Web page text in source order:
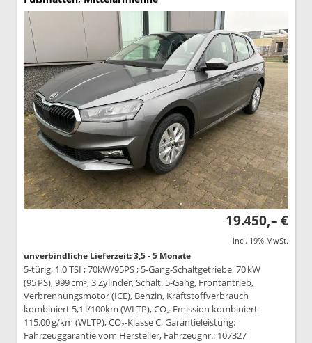
19.450,– €
incl. 19% MwSt.
unverbindliche Lieferzeit: 3,5 - 5 Monate
5-türig, 1.0 TSI ; 70kW/95PS ; 5-Gang-Schaltgetriebe, 70 kW
(95 PS), 999 cm³, 3 Zylinder, Schalt. 5-Gang, Frontantrieb,
Verbrennungsmotor (ICE), Benzin, Kraftstoffverbrauch
kombiniert 5,1 l/100km (WLTP), CO₂-Emission kombiniert
115.00 g/km (WLTP), CO₂-Klasse C, Garantieleistung:
Fahrzeuggarantie vom Hersteller, Fahrzeugnr.: 107327